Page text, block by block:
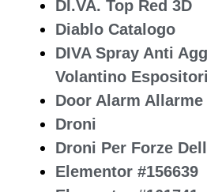
DI.VA. Top Red 3D
Diablo Catalogo
DIVA Spray Anti
Volantino Espositori
Door Alarm
Droni
Droni Per Forze
Elementor #156639